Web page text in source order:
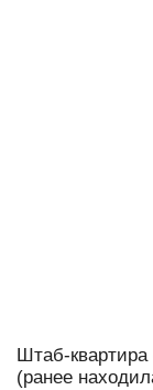
Штаб-квартира
(ранее